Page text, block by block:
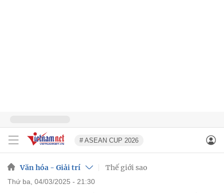
# ASEAN CUP 2026
Văn hóa - Giải trí Thế giới sao
thứ ba, 04/03/2025 - 21:30